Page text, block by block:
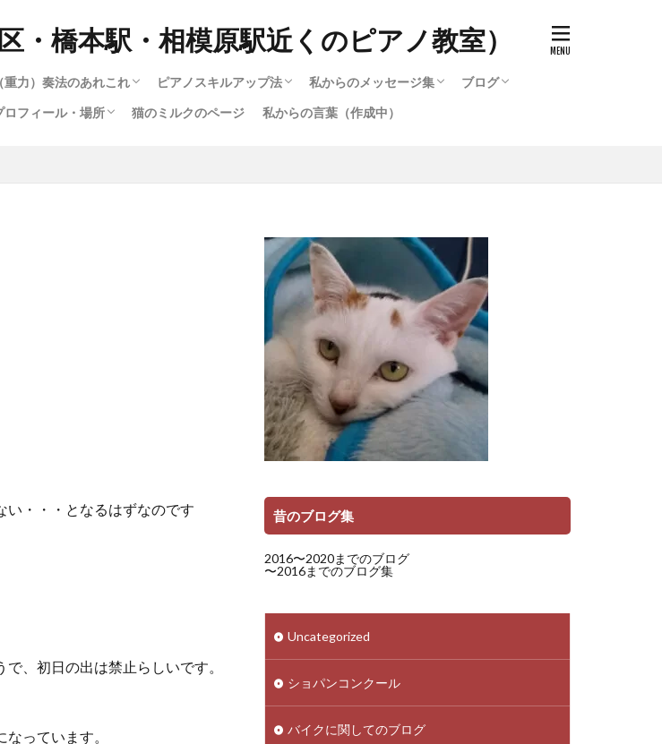
・橋本駅・相模原駅近くのピアノ教室）
重力）奏法のあれこれ
法(重量・重力奏法）スピード講座
脱力・重力・重量奏法スピード講座！
わかる！脱力・重力・重量奏法講座
で習得する脱力・重量（重力）奏法
奏法と重量奏法は何が違う？
ピアノスキルアップ法
多彩な音色（タッチ）の作り方
1.ピアノの構造で知る音色（タッチ）の変化
12.指は立てるのと寝かすのとどう違うのか
大人のためのスキルアップ法
子供スキルアップ法
楽譜出版会社の選び方
ショパンエチュード・他・テクニック攻略法
楽譜出版会社の選び方2
暗譜の極意技（作成中）
さまざまな曲のテクニック攻略法
youtubeによるピアノ講座いろいろ
ハノンで習得する脱力・重量（重力）奏法
ジストニア・腱鞘炎・筋肉痛を治す方法（作
暗譜の極意技（作成中）
私からのメッセージ集
私からのメッセージ集
メッセージ集のバックナンバー（1996〜
ブログ
ロフィール・場所 猫のミルクのページ 私からの言葉（作成中）
い・・・となるはずなのです
、初日の出は禁止らしいです。
っています。
昔のブログ集
2016〜2020までのブログ
〜2016までのブログ集
Uncategorized
ショパンコンクール
バイクに関してのブログ